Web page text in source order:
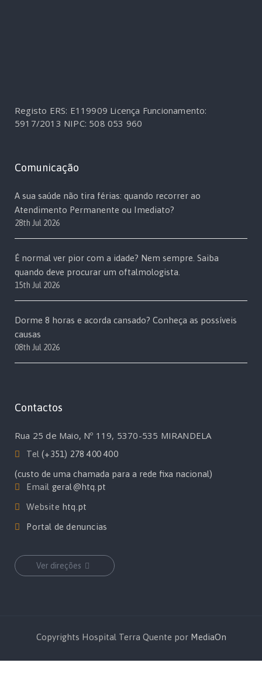
Registo ERS: E119909 Licença Funcionamento:
5917/2013 NIPC: 508 053 960
Comunicação
A sua saúde não tira férias: quando recorrer ao
Atendimento Permanente ou Imediato?
28th Jul 2026
É normal ver pior com a idade? Nem sempre. Saiba
quando deve procurar um oftalmologista.
15th Jul 2026
Dorme 8 horas e acorda cansado? Conheça as possíveis
causas
08th Jul 2026
Contactos
Rua 25 de Maio, Nº 119, 5370-535 MIRANDELA
Tel(+351) 278 400 400
(custo de uma chamada para a rede fixa nacional)
Email geral@htq.pt
Website htq.pt
Portal de denuncias
Ver direções
Copyrights Hospital Terra Quente por MediaOn